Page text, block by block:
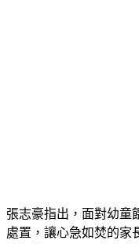
張志豪指出，面對幼童
處置，讓心急如焚的家